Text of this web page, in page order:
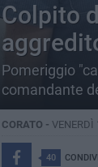
Colpito
Pomeriggio
comandante
CORATO - VENERDÌ
40